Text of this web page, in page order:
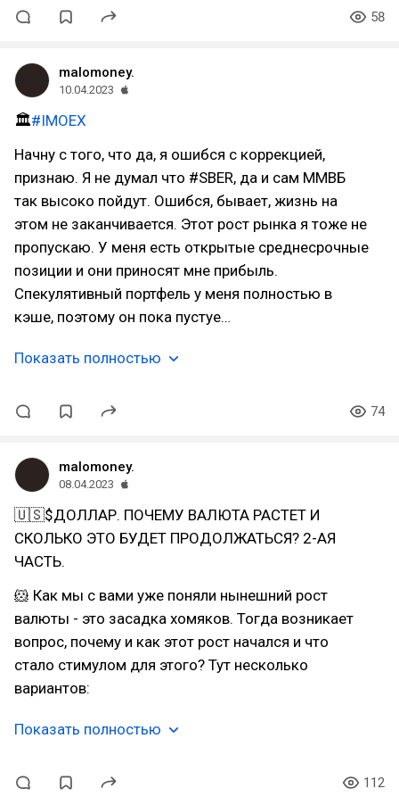
58
malomoney.
10.04.2023
🏛#IMOEX
Начну с того, что да, я ошибся с коррекцией,
признаю. Я не думал что #SBER, да и сам ММВБ
так высоко пойдут. Ошибся, бывает, жизнь на
этом не заканчивается. Этот рост рынка я тоже не
пропускаю. У меня есть открытые среднесрочные
позиции и они приносят мне прибыль.
Спекулятивный портфель у меня полностью в
кэше, поэтому он пока пустуе…
Показать полностью
74
malomoney.
08.04.2023
🇺🇸$ДОЛЛАР. ПОЧЕМУ ВАЛЮТА РАСТЕТ И
СКОЛЬКО ЭТО БУДЕТ ПРОДОЛЖАТЬСЯ? 2-АЯ
ЧАСТЬ.
🐹 Как мы с вами уже поняли нынешний рост
валюты - это засадка хомяков. Тогда возникает
вопрос, почему и как этот рост начался и что
стало стимулом для этого? Тут несколько
вариантов:
Показать полностью
112